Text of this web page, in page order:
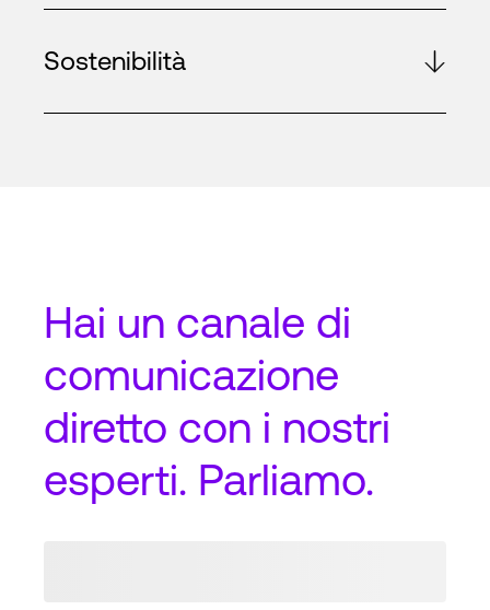
Sostenibilità
Hai un canale di
comunicazione
diretto con i nostri
esperti. Parliamo.